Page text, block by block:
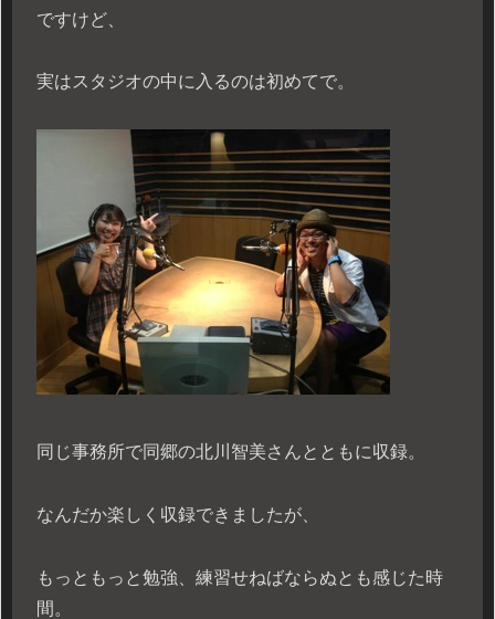
ですけど、
実はスタジオの中に入るのは初めてで。
同じ事務所で同郷の北川智美さんとともに収録。
なんだか楽しく収録できましたが、
もっともっと勉強、練習せねばならぬとも感じた時
間。